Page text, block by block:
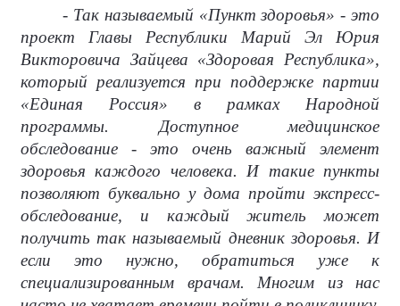
- Так называемый «Пункт здоровья» - это
проект Главы Республики Марий Эл Юрия
Викторовича Зайцева «Здоровая Республика»,
который реализуется при поддержке партии
«Единая Россия» в рамках Народной
программы. Доступное медицинское
обследование - это очень важный элемент
здоровья каждого человека. И такие пункты
позволяют буквально у дома пройти экспресс-
обследование, и каждый житель может
получить так называемый дневник здоровья. И
если это нужно, обратиться уже к
специализированным врачам. Многим из нас